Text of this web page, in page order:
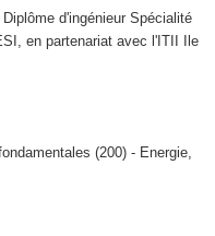
Diplôme d'ingénieur Spécialité
en partenariat avec l'ITII Ile
(200) - Energie,